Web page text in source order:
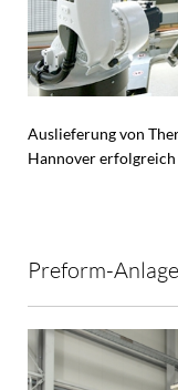
Auslieferung von
Hannover erfolgreich
Preform-